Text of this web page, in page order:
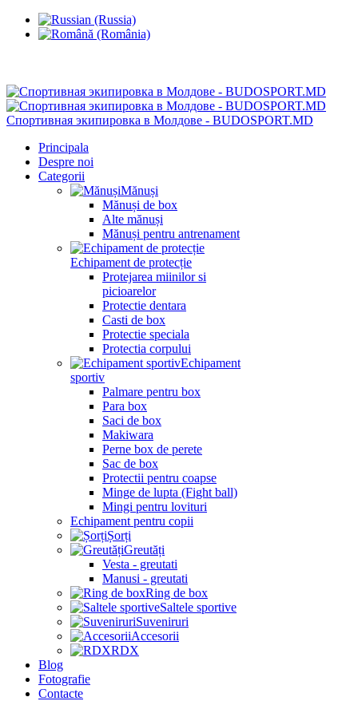
Спортивная экипировка в Молдове - BUDOSPORT.MD
Principala
Despre noi
Categorii
Mănuși
Mănuși de box
Alte mănuși
Mănuși pentru antrenament
Echipament de protecție
Protejarea miinilor si
picioarelor
Protectie dentara
Casti de box
Protectie speciala
Protectia corpului
Echipament
sportiv
Palmare pentru box
Para box
Saci de box
Makiwara
Perne box de perete
Sac de box
Protectii pentru coapse
Minge de lupta (Fight ball)
Mingi pentru lovituri
Echipament pentru copii
Șorți
Greutăți
Vesta - greutati
Manusi - greutati
Ring de box
Saltele sportive
Suveniruri
Accesorii
RDX
Blog
Fotografie
Contacte